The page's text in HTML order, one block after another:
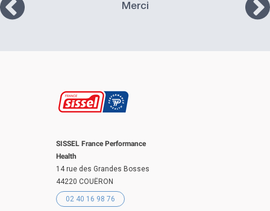
Merci
SISSEL France Performance
Health
14 rue des Grandes Bosses
44220 COUËRON
02 40 16 98 76